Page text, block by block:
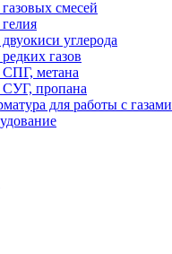
смесей
углерода
газов
СПГ, метана
СУГ, пропана
для работы с газами